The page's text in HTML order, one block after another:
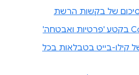
של בקשות הרשת
קילו-בייט בטבלאות בכל